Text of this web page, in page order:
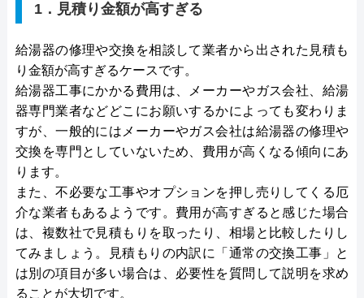
1．見積り金額が高すぎる
給湯器の修理や交換を相談して業者から出された見積も
り金額が高すぎるケースです。
給湯器工事にかかる費用は、メーカーやガス会社、給湯
器専門業者などどこにお願いするかによっても変わりま
すが、一般的にはメーカーやガス会社は給湯器の修理や
交換を専門としていないため、費用が高くなる傾向にあ
ります。
また、不必要な工事やオプションを押し売りしてくる厄
介な業者もあるようです。費用が高すぎると感じた場合
は、複数社で見積もりを取ったり、相場と比較したりし
てみましょう。見積もりの内訳に「通常の交換工事」と
は別の項目が多い場合は、必要性を質問して説明を求め
ることが大切です。